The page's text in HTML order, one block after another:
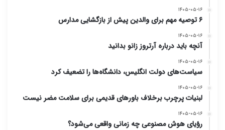
۱۴۰۵-۰۵-۱۶
۶ توصیه مهم برای والدین پیش از بازگشایی مدارس
۱۴۰۵-۰۵-۱۶
آنچه باید درباره آرتروز زانو بدانید
۱۴۰۵-۰۵-۱۶
سیاست‌های دولت انگلیس، دانشگاه‌ها را تضعیف کرد
۱۴۰۵-۰۵-۱۶
لبنیات پرچرب برخلاف باورهای قدیمی برای سلامت مضر نیست
۱۴۰۵-۰۵-۱۶
رؤیای هوش مصنوعی چه زمانی واقعی می‌شود؟